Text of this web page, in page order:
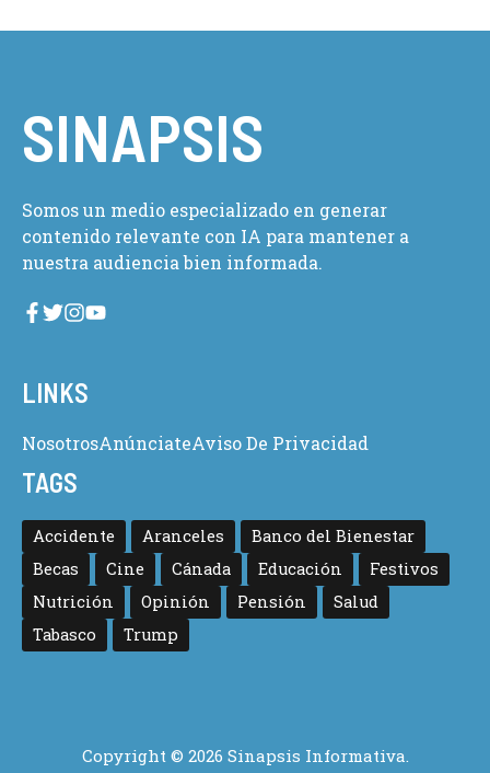
SINAPSIS
Somos un medio especializado en generar
contenido relevante con IA para mantener a
nuestra audiencia bien informada.
LINKS
NosotrosAnúnciateAviso De Privacidad
TAGS
Accidente Aranceles
Banco del Bienestar
Becas
Cine Cánada Educación
Festivos
Nutrición
Opinión Pensión
Salud
Tabasco
Trump
Copyright © 2026 Sinapsis Informativa.